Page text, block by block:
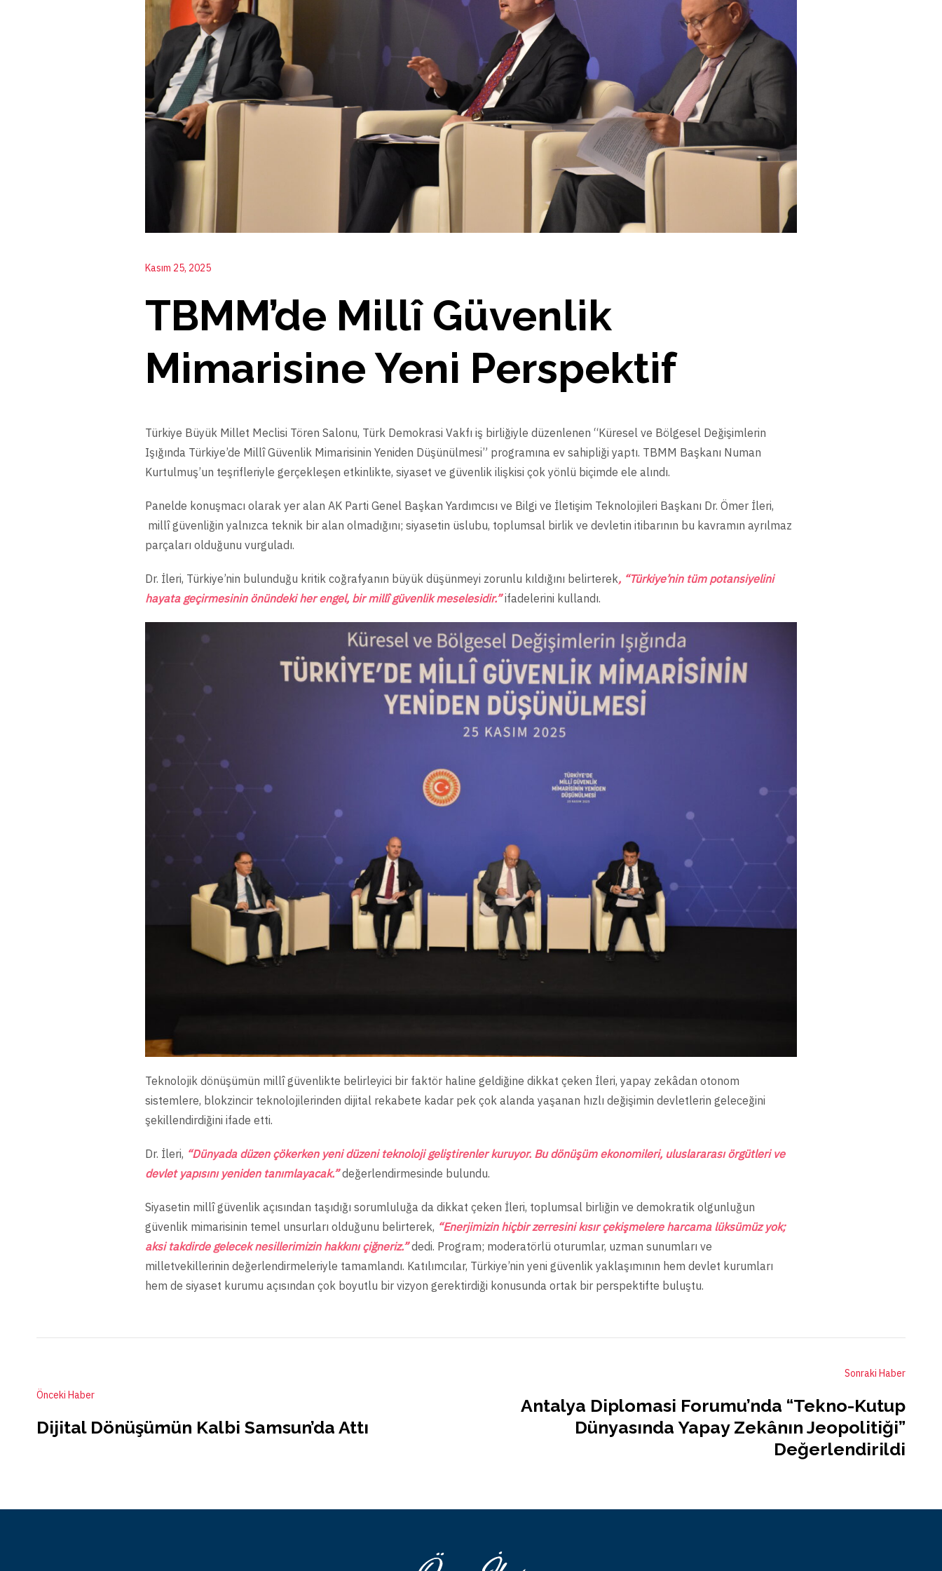
Kasım 25, 2025
TBMM’de Millî Güvenlik
Mimarisine Yeni Perspektif
Türkiye Büyük Millet Meclisi Tören Salonu, Türk Demokrasi Vakfı iş birliğiyle düzenlenen “Küresel ve Bölgesel Değişimlerin
Işığında Türkiye’de Millî Güvenlik Mimarisinin Yeniden Düşünülmesi” programına ev sahipliği yaptı. TBMM Başkanı Numan
Kurtulmuş’un teşrifleriyle gerçekleşen etkinlikte, siyaset ve güvenlik ilişkisi çok yönlü biçimde ele alındı.
Panelde konuşmacı olarak yer alan AK Parti Genel Başkan Yardımcısı ve Bilgi ve İletişim Teknolojileri Başkanı Dr. Ömer İleri,
millî güvenliğin yalnızca teknik bir alan olmadığını; siyasetin üslubu, toplumsal birlik ve devletin itibarının bu kavramın ayrılmaz
parçaları olduğunu vurguladı.
Dr. İleri, Türkiye’nin bulunduğu kritik coğrafyanın büyük düşünmeyi zorunlu kıldığını belirterek, “Türkiye’nin tüm potansiyelini
hayata geçirmesinin önündeki her engel, bir millî güvenlik meselesidir.”ifadelerini kullandı.
Teknolojik dönüşümün millî güvenlikte belirleyici bir faktör haline geldiğine dikkat çeken İleri, yapay zekâdan otonom
sistemlere, blokzincir teknolojilerinden dijital rekabete kadar pek çok alanda yaşanan hızlı değişimin devletlerin geleceğini
şekillendirdiğini ifade etti.
Dr. İleri, “Dünyada düzen çökerken yeni düzeni teknoloji geliştirenler kuruyor. Bu dönüşüm ekonomileri, uluslararası örgütleri ve
devlet yapısını yeniden tanımlayacak.”değerlendirmesinde bulundu.
Siyasetin millî güvenlik açısından taşıdığı sorumluluğa da dikkat çeken İleri, toplumsal birliğin ve demokratik olgunluğun
güvenlik mimarisinin temel unsurları olduğunu belirterek, “Enerjimizin hiçbir zerresini kısır çekişmelere harcama lüksümüz yok;
aksi takdirde gelecek nesillerimizin hakkını çiğneriz.”dedi. Program; moderatörlü oturumlar, uzman sunumları ve
milletvekillerinin değerlendirmeleriyle tamamlandı. Katılımcılar, Türkiye’nin yeni güvenlik yaklaşımının hem devlet kurumları
hem de siyaset kurumu açısından çok boyutlu bir vizyon gerektirdiği konusunda ortak bir perspektifte buluştu.
Önceki Haber
Dijital Dönüşümün Kalbi Samsun’da Attı
Sonraki Haber
Antalya Diplomasi Forumu’nda “Tekno-Kutup
Dünyasında Yapay Zekânın Jeopolitiği”
Değerlendirildi